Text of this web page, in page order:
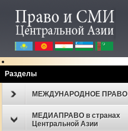
Разделы
МЕЖДУНАРОДНОЕ ПРАВО
МЕДИАПРАВО в странах
Центральной Азии